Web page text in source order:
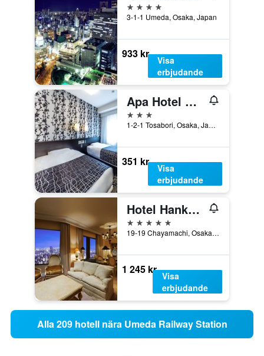
4 stjärnor
3-1-1 Umeda, Osaka, Japan
933 kr
Visa
erbjudande
Apa Hotel Osaka-Higobashi-Ekimae
3 stjärnor
1-2-1 Tosabori, Osaka, Japan
351 kr
Visa
erbjudande
Hotel Hankyu International
5 stjärnor
19-19 Chayamachi, Osaka, Japan
1 245 kr
Visa
erbjudande
Alla 209 hotell nära Umeda Railway Station